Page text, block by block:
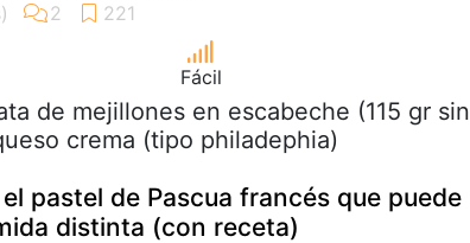
Fácil
de mejillones en escabeche (115 gr sin
crema (tipo philadephia)
pastel de Pascua francés que puede
distinta (con receta)